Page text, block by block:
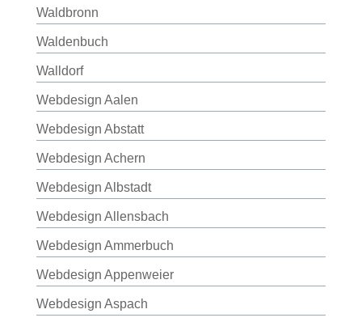
Waldbronn
Waldenbuch
Walldorf
Webdesign Aalen
Webdesign Abstatt
Webdesign Achern
Webdesign Albstadt
Webdesign Allensbach
Webdesign Ammerbuch
Webdesign Appenweier
Webdesign Aspach